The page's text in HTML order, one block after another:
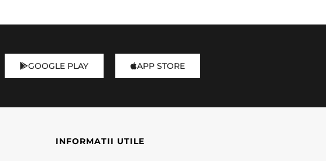
GOOGLE PLAY APP STORE
INFORMATII UTILE